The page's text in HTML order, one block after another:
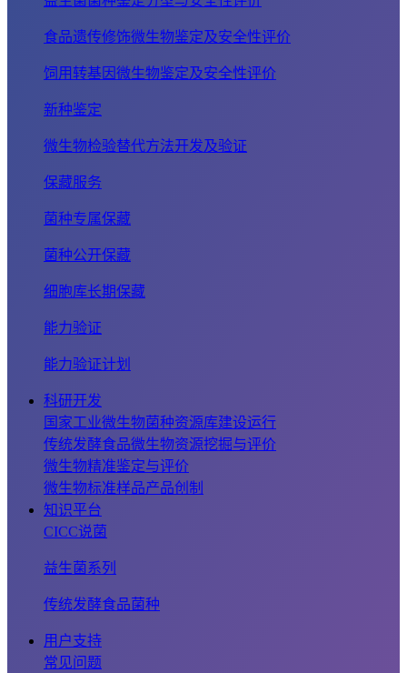
食品遗传修饰微生物鉴定及安全性评价
饲用转基因微生物鉴定及安全性评价
新种鉴定
微生物检验替代方法开发及验证
保藏服务
菌种专属保藏
菌种公开保藏
细胞库长期保藏
能力验证
能力验证计划
科研开发
国家工业微生物菌种资源库建设运行
传统发酵食品微生物资源挖掘与评价
微生物精准鉴定与评价
微生物标准样品产品创制
知识平台
CICC说菌
益生菌系列
传统发酵食品菌种
用户支持
常见问题